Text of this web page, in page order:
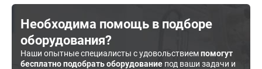
Необходима помощь в подборе
оборудования?
Наши опытные специалисты с удовольствиемпомогут
бесплатно подобрать оборудование под ваши задачи и